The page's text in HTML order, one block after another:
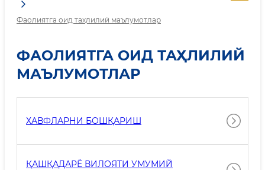
Фаолиятга оид таҳлилий маълумотлар
ФАОЛИЯТГА ОИД ТАҲЛИЛИЙ
МАЪЛУМОТЛАР
ХАВФЛАРНИ БОШҚАРИШ
ҚАШҚАДАРЁ ВИЛОЯТИ УМУМИЙ